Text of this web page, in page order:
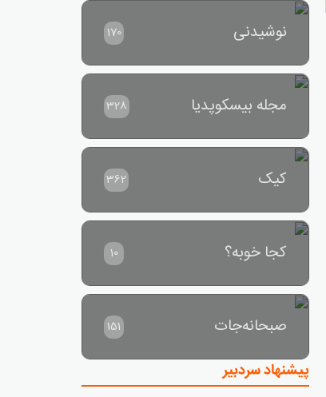
نوشیدنی 170
مجله بیسکوپدیا 328
کیک 362
کجا خوبه؟ 10
صبحانه‌جات 151
پیشنهاد سردبیر